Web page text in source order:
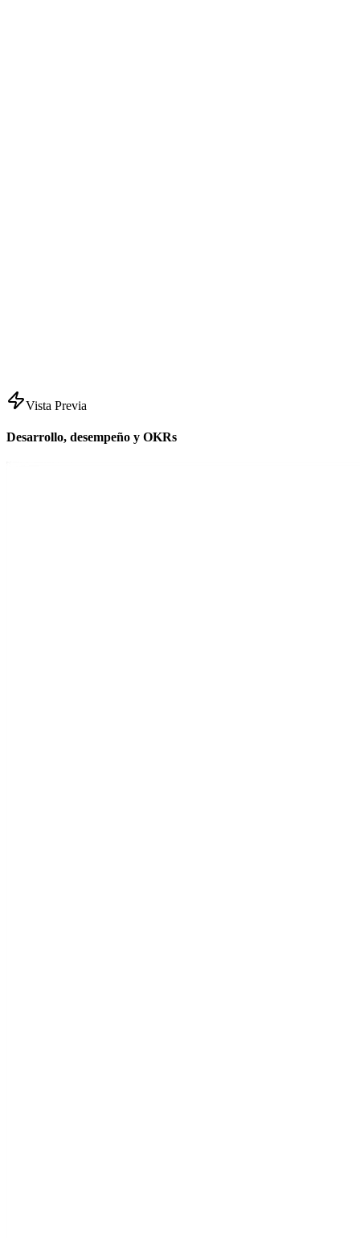
Vista Previa
Desarrollo, desempeño y OKRs